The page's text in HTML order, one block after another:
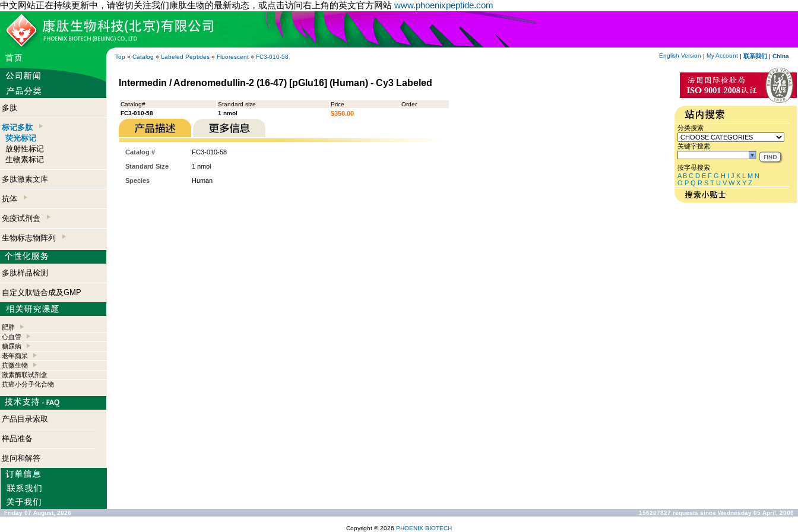
中文网站正在持续更新中，请密切关注我们康肽生物的最新动态，或点击访问右上角的英文官方网站 www.phoenixpeptide.com
Top » Catalog » Labeled Peptides » Fluorescent » FC3-010-58 English Version | My Account | 联系我们 | China
多肽
标记多肽
荧光标记
放射性标记
生物素标记
多肽激素文库
抗体
免疫试剂盒
生物标志物阵列
多肽样品检测
自定义肽链合成及GMP
肥胖
心血管
糖尿病
老年痴呆
抗微生物
激素酶联试剂盒
抗癌小分子化合物
产品目录索取
样品准备
提问和解答
Intermedin / Adrenomedullin-2 (16-47) [pGlu16] (Human) - Cy3 Labeled
Catalog# Standard size Price
Order
FC3-010-58
1 nmol $350.00
Catalog #
FC3-010-58
Standard Size
1 nmol
Species
Human
分类搜索
关键字搜索
按字母搜索
A B C D E F G H I J K L M N
O P Q R S T U V W X Y Z
Friday 07 August, 2026 156207827 requests since Wednesday 05 April, 2006
Copyright © 2026 PHOENIX BIOTECH